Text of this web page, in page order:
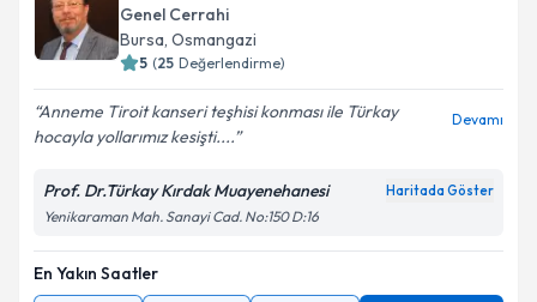
Genel Cerrahi
Bursa, Osmangazi
5 (25 Değerlendirme)
Anneme Tiroit kanseri teşhisi konması ile Türkay
hocayla yollarımız kesişti....
Devamı
Prof. Dr.Türkay Kırdak Muayenehanesi Haritada Göster
Yenikaraman Mah. Sanayi Cad. No:150 D:16
En Yakın Saatler